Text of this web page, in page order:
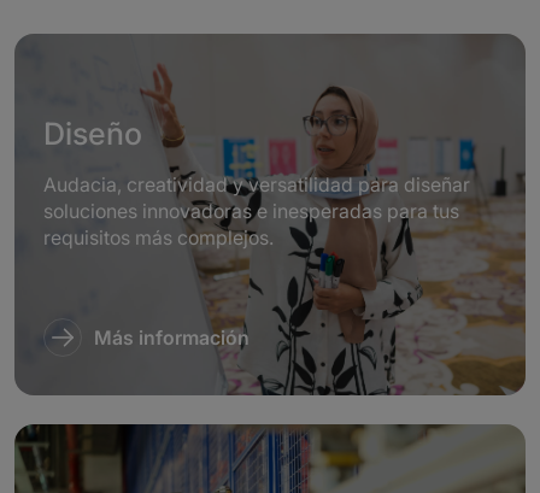
Diseño
Audacia, creatividad y versatilidad para diseñar
soluciones innovadoras e inesperadas para tus
requisitos más complejos.
Más información